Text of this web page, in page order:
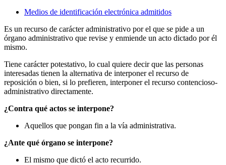
Medios de identificación electrónica admitidos
Es un recurso de carácter administrativo por el que se pide a un
órgano administrativo que revise y enmiende un acto dictado por él
mismo.
Tiene carácter potestativo, lo cual quiere decir que las personas
interesadas tienen la alternativa de interponer el recurso de
reposición o bien, si lo prefieren, interponer el recurso contencioso-
administrativo directamente.
¿Contra qué actos se interpone?
Aquellos que pongan fin a la vía administrativa.
¿Ante qué órgano se interpone?
El mismo que dictó el acto recurrido.